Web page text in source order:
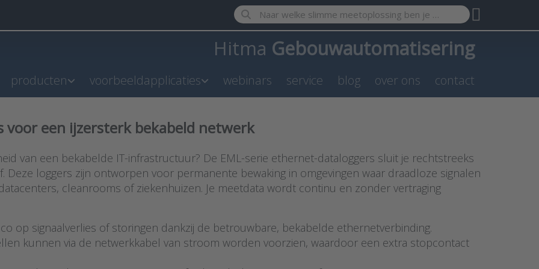
Enter a search term. Results will appear automatically as you type.
Hitma Gebouwautomatisering
producten voorbeeldapplicaties webinars service blog over ons contact
voor een ijzersterk bekabeld netwerk
van een bekabelde IT-infrastructuur? De EML-serie ethernet-dataloggers sluit je rechtstreeks
Deze loggers zijn ontworpen voor permanente bewaking in omgevingen waar draadloze signalen
cleanrooms of ziekenhuizen. Je meetdata wordt continu en zonder vertraging
op signaalverlies of storingen dankzij de betrouwbare, bekabelde ethernetverbinding.
kunnen via de netwerkkabel van stroom worden voorzien, waardoor een extra stopcontact